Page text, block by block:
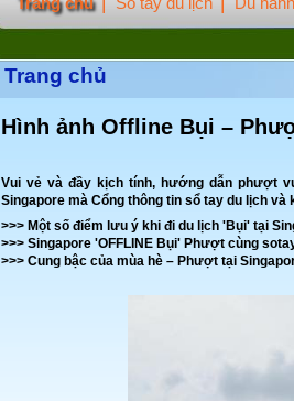
Trang chủ
Hình ảnh Offline Bụi –
Vui vẻ và đầy kịch tính, hướng dẫn phượt
Singapore mà Cổng thông tin sổ tay du lịch
>>> Một số điểm lưu ý khi đi du lịch 'Bụi' tại
>>> Singapore 'OFFLINE Bụi' Phượt cùng
>>> Cung bậc của mùa hè – Phượt tại